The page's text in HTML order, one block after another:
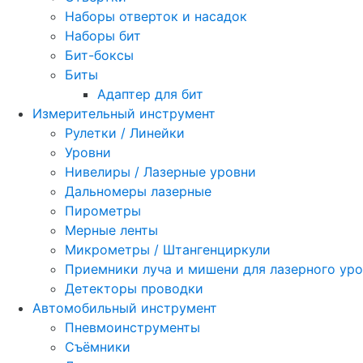
Наборы отверток и насадок
Наборы бит
Бит-боксы
Биты
Адаптер для бит
Измерительный инструмент
Рулетки / Линейки
Уровни
Нивелиры / Лазерные уровни
Дальномеры лазерные
Пирометры
Мерные ленты
Микрометры / Штангенциркули
Приемники луча и мишени для лазерного
Детекторы проводки
Автомобильный инструмент
Пневмоинструменты
Съёмники